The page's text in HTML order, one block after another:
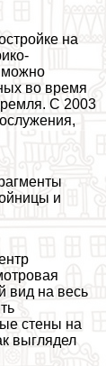
на
можно
во время
С 2003
и
вид на весь
стены на
выглядел